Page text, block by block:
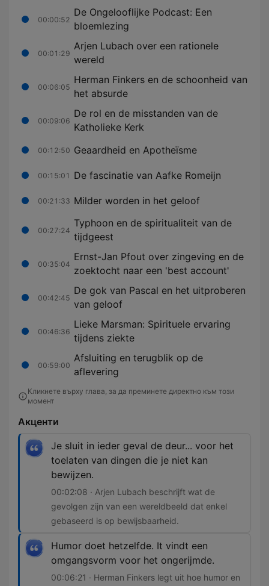
00:00:52
De Ongelooflijke Podcast: Een
bloemlezing
00:01:29
Arjen Lubach over een rationele
wereld
00:06:05
Herman Finkers en de schoonheid van
het absurde
00:09:06
De rol en de misstanden van de
Katholieke Kerk
00:12:50 Geaardheid en Apotheïsme
00:15:01 De fascinatie van Aafke Romeijn
00:21:33 Milder worden in het geloof
00:27:24
Typhoon en de spiritualiteit van de
tijdgeest
00:35:04
Ernst-Jan Pfout over zingeving en de
zoektocht naar een 'best account'
00:42:45
De gok van Pascal en het uitproberen
van geloof
00:46:36
Lieke Marsman: Spirituele ervaring
tijdens ziekte
00:59:00
Afsluiting en terugblik op de
aflevering
Кликнете върху глава, за да преминете директно към този
момент
Акценти
Je sluit in ieder geval de deur... voor het
toelaten van dingen die je niet kan
bewijzen.
00:02:08 · Arjen Lubach beschrijft wat de
gevolgen zijn van een wereldbeeld dat enkel
gebaseerd is op bewijsbaarheid.
Humor doet hetzelfde. It vindt een
omgangsvorm voor het ongerijmde.
00:06:21 · Herman Finkers legt uit hoe humor en